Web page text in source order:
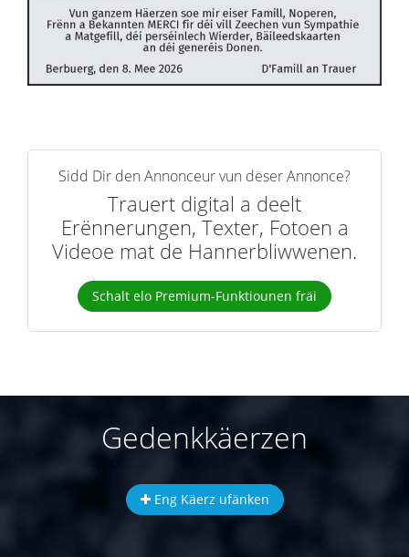
Sidd Dir den Annonceur vun dëser Annonce?
Trauert digital a deelt
Erënnerungen, Texter, Fotoen a
Videoe mat de Hannerbliwwenen.
Schalt elo Premium-Funktiounen fräi
Gedenkkäerzen
Eng Käerz ufänken